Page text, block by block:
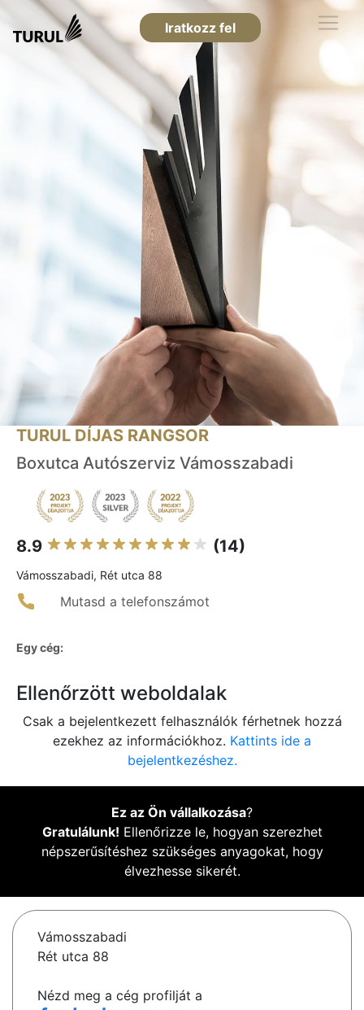
Iratkozz fel
TURUL DÍJAS RANGSOR
Boxutca Autószerviz Vámosszabadi
8.9 (14)
Vámosszabadi, Rét utca 88
Mutasd a telefonszámot
Egy cég:
Ellenőrzött weboldalak
Csak a bejelentkezett felhasználók férhetnek hozzá
ezekhez az információkhoz. Kattints ide a
bejelentkezéshez.
Ez az Ön vállalkozása?
Gratulálunk! Ellenőrizze le, hogyan szerezhet
népszerűsítéshez szükséges anyagokat, hogy
élvezhesse sikerét.
Vámosszabadi
Rét utca 88
Nézd meg a cég profilját a